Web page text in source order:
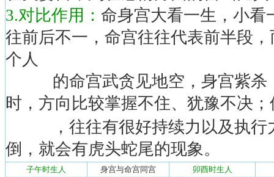
3.对比作用： 命身宫大看一生，小看
往前后不一，命宫往往代表前半段
个人
的命宫武贪见地空，身宫紫杀
时，方向比较掌握不住、犹豫不决
，往往有很好持续力以及执行
倒，就会有虎头蛇尾的现象。
子午时生人 身宫与命宫同宫
卯酉时生人